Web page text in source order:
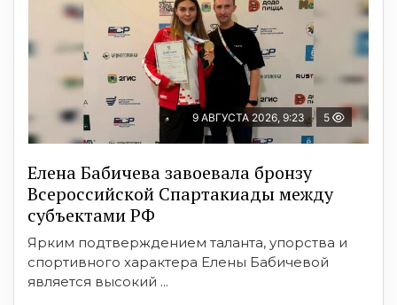
9 АВГУСТА 2026, 9:23 5
Елена Бабичева завоевала бронзу
Всероссийской Спартакиады между
субъектами РФ
Ярким подтверждением таланта, упорства и
спортивного характера Елены Бабичевой
является высокий ...